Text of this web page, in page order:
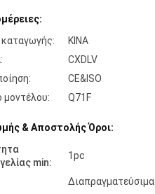
ΚΙΝΑ
CXDLV
CE&ISO
μοντέλου:
Q71F
& Αποστολής Όροι:
min:
1pc
Διαπραγματεύσιμα